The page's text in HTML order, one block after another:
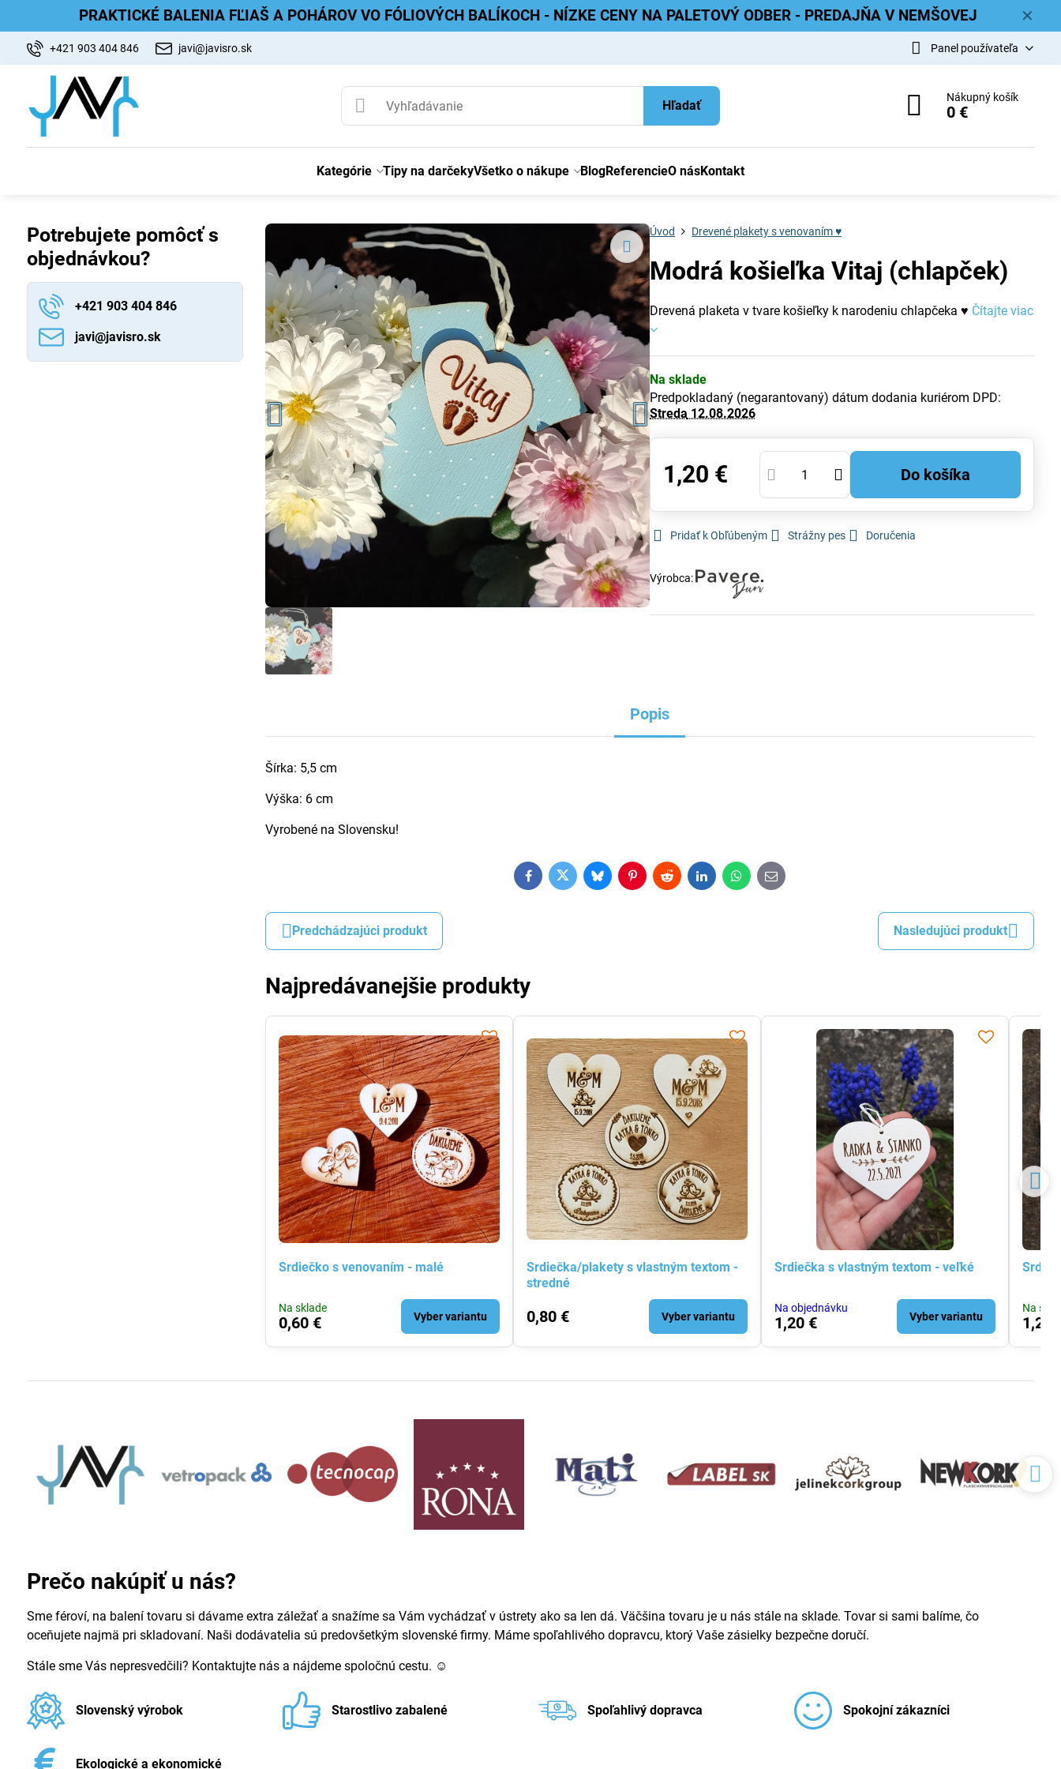
✕
PRAKTICKÉ BALENIA FĽIAŠ A POHÁROV VO FÓLIOVÝCH BALÍKOCH - NÍZKE CENY NA PALETOVÝ ODBER - PREDAJŇA V NEMŠOVEJ
+421 903 404 846 javi@javisro.sk Panel používateľa
Hľadať
Nákupný košík
0 €
Kategórie Tipy na darčekyVšetko o nákupe BlogReferencieO násKontakt
Úvod Drevené plakety s venovaním ♥
Modrá košieľka Vitaj (chlapček)
Drevená plaketa v tvare košieľky k narodeniu chlapčeka ♥ Čítajte viac
Na sklade
Predpokladaný (negarantovaný) dátum dodania kuriérom DPD:
Streda 12.08.2026
1,20 € Do košíka
Pridať k Obľúbeným Strážny pes Doručenia
Výrobca:
Popis
Šírka: 5,5 cm
Výška: 6 cm
Vyrobené na Slovensku!
FacebookTwitterBlueskyPinterestRedditLinkedInWhatsApp
E-
mail
Predchádzajúci produkt Nasledujúci produkt
Najpredávanejšie produkty
Srdiečko s venovaním - malé
Na sklade
0,60 € Vyber variantu
Srdiečka/plakety s vlastným textom -
stredné
0,80 € Vyber variantu
Srdiečka s vlastným textom - veľké
Na objednávku
1,20 € Vyber variantu
Na
1,20
Potrebujete pomôcť s
objednávkou?
+421 903 404 846
javi​@javisro​.sk
Prečo nakúpiť u nás?
Sme féroví, na balení tovaru si dávame extra záležať a snažíme sa Vám vychádzať v ústrety ako sa len dá. Väčšina tovaru je u nás stále na sklade. Tovar si sami balíme, čo
oceňujete najmä pri skladovaní. Naši dodávatelia sú predovšetkým slovenské firmy. Máme spoľahlivého dopravcu, ktorý Vaše zásielky bezpečne doručí.
Stále sme Vás nepresvedčili? Kontaktujte nás a nájdeme spoločnú cestu. ☺
Slovenský výrobok Starostlivo zabalené Spoľahlivý dopravca Spokojní zákazníci
Ekologické a ekonomické